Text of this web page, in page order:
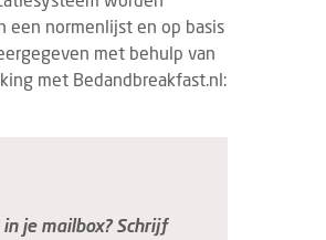
een normenlijst en op basis
met behulp van
met Bedandbreakfast.nl:
je mailbox? Schrijf